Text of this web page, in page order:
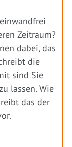
Zeitraum?
dabei, das
die
sind Sie
lassen. Wie
das der